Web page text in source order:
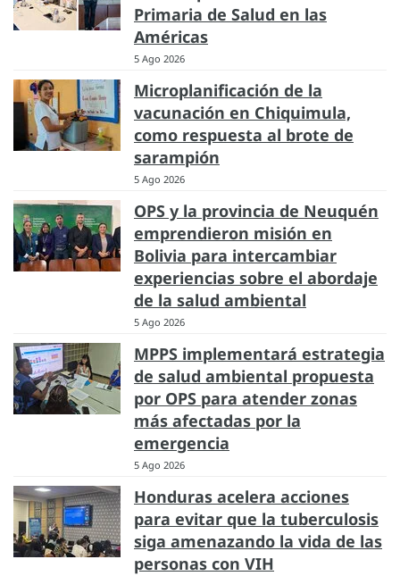
Primaria de Salud en las
Américas
5 Ago 2026
Microplanificación de la
vacunación en Chiquimula,
como respuesta al brote de
sarampión
5 Ago 2026
OPS y la provincia de Neuquén
emprendieron misión en
Bolivia para intercambiar
experiencias sobre el abordaje
de la salud ambiental
5 Ago 2026
MPPS implementará estrategia
de salud ambiental propuesta
por OPS para atender zonas
más afectadas por la
emergencia
5 Ago 2026
Honduras acelera acciones
para evitar que la tuberculosis
siga amenazando la vida de las
personas con VIH